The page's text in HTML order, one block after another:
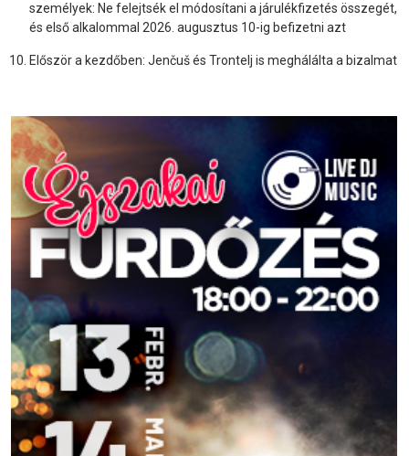
személyek: Ne felejtsék el módosítani a járulékfizetés összegét,
és első alkalommal 2026. augusztus 10-ig befizetni azt
Először a kezdőben: Jenčuš és Trontelj is meghálálta a bizalmat